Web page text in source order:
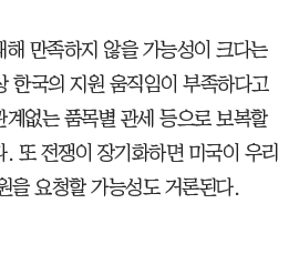
만족하지 않을 가능성이 크다는
한국의 지원 움직임이 부족하다고
계없는 품목별 관세 등으로 보복할
또 전쟁이 장기화하면 미국이 우리
을 요청할 가능성도 거론된다.